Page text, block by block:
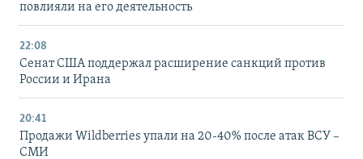
повлияли на его деятельность
22:08
Сенат США поддержал расширение санкций против
России и Ирана
20:41
Продажи Wildberries упали на 20-40% после атак ВСУ –
СМИ